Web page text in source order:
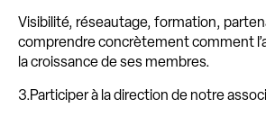
Visibilité, réseautage, formation,
comprendre concrètement comment
la croissance de ses membres.
3.Participer à la direction de notre